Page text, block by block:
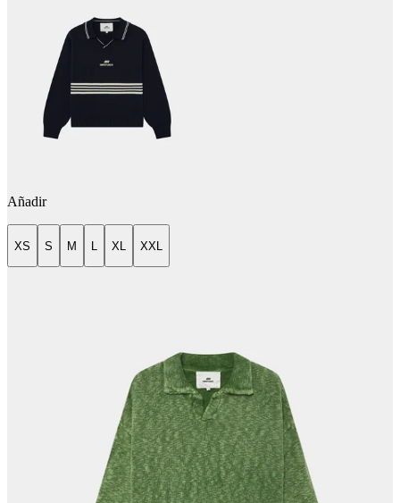
Añadir
XS S M L XL XXL